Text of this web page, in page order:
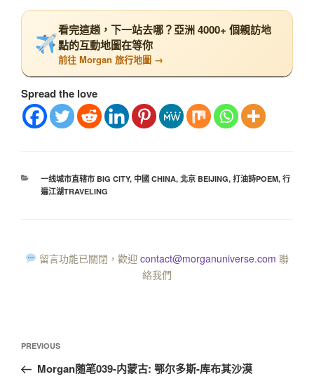
看完這趟，下一站去哪？亞洲 4000+ 個親訪地
點的互動地圖在等你
前往 Morgan 旅行地圖 →
Spread the love
一线城市直辖市 BIG CITY, 中國 CHINA, 北京 BEIJING, 打油詩POEM, 行
遍江湖TRAVELING
留言功能已關閉，歡迎 contact@morganuniverse.com 聯
絡我們
PREVIOUS
Morgan随笔039-内蒙古: 鄂尔多斯-库布其沙漠